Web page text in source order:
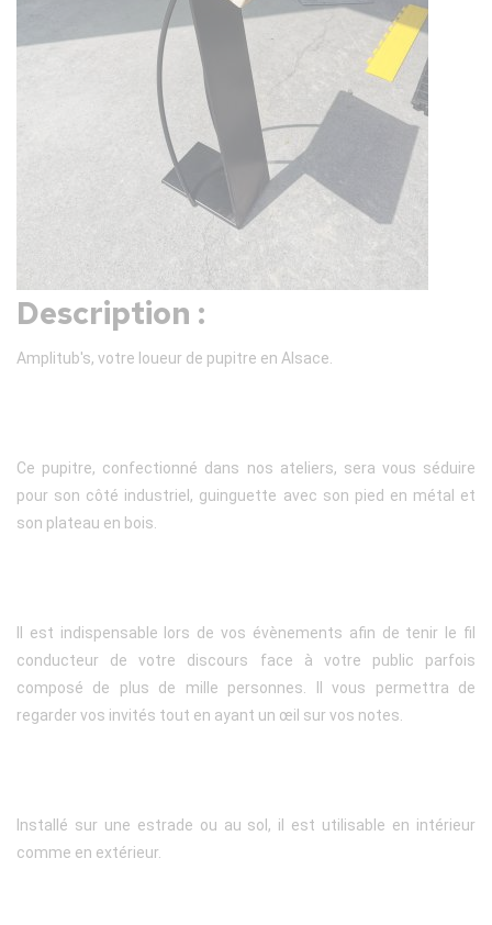
Description :
Amplitub's, votre loueur de pupitre en Alsace.
Ce pupitre, confectionné dans nos ateliers, sera vous séduire
pour son côté industriel, guinguette avec son pied en métal et
son plateau en bois.
Il est indispensable lors de vos évènements afin de tenir le fil
conducteur de votre discours face à votre public parfois
composé de plus de mille personnes. Il vous permettra de
regarder vos invités tout en ayant un œil sur vos notes.
Installé sur une estrade ou au sol, il est utilisable en intérieur
comme en extérieur.